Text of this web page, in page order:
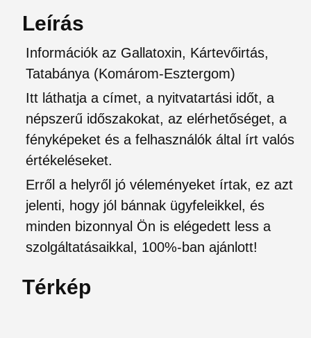
Leírás
Információk az Gallatoxin, Kártevőirtás,
Tatabánya (Komárom-Esztergom)
Itt láthatja a címet, a nyitvatartási időt, a
népszerű időszakokat, az elérhetőséget, a
fényképeket és a felhasználók által írt valós
értékeléseket.
Erről a helyről jó véleményeket írtak, ez azt
jelenti, hogy jól bánnak ügyfeleikkel, és
minden bizonnyal Ön is elégedett less a
szolgáltatásaikkal, 100%-ban ajánlott!
Térkép